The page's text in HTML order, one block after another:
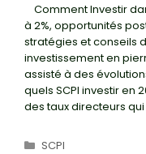
Comment Investir
à 2%, opportunités
stratégies et conseils
investissement en
assisté à des
quels SCPI investir en
des taux directeurs qui
Catégories
SCPI